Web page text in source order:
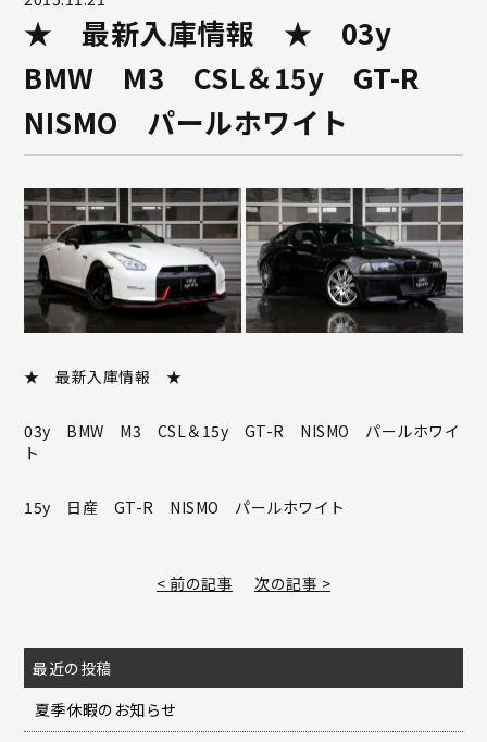
★ 最新入庫情報 ★ 03y
BMW M3 CSL＆15y GT-R
NISMO パールホワイト
★ 最新入庫情報 ★
03y BMW M3 CSL＆15y GT-R NISMO パールホワイ
ト
15y 日産 GT-R NISMO パールホワイト
< 前の記事 次の記事 >
最近の投稿
夏季休暇のお知らせ